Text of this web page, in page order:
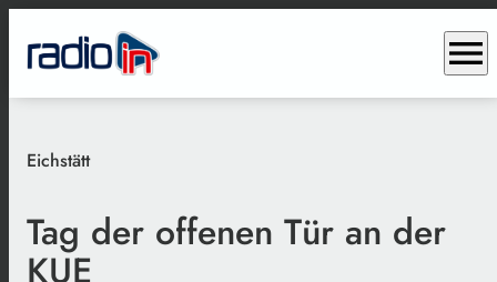
menu
Eichstätt
Tag der offenen Tür an der
KUE